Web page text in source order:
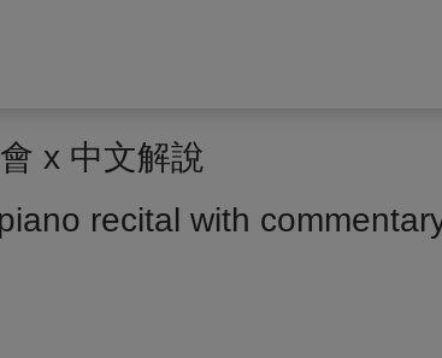
x 中文解說
recital with